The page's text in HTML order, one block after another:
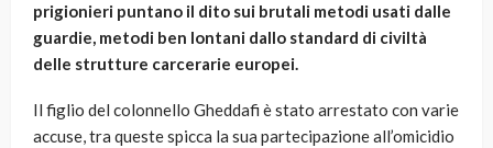
prigionieri puntano il dito sui brutali metodi usati dalle
guardie, metodi ben lontani dallo standard di civiltà
delle strutture carcerarie europei.
Il figlio del colonnello Gheddafi è stato arrestato con varie
accuse, tra queste spicca la sua partecipazione all’omicidio